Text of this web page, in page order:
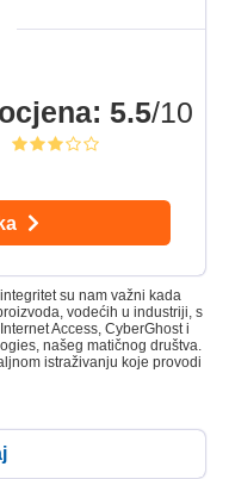
: 5.5/10
su nam važni kada
vodećih u industriji, s
Access, CyberGhost i
našeg matičnog društva.
istraživanju koje provodi